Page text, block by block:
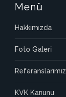
Menü
Hakkımızda
Foto Galeri
Referanslarımız
KVK Kanunu